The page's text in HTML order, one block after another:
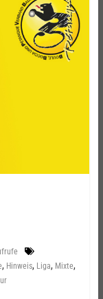
, Hinweis, Liga, Mixte,